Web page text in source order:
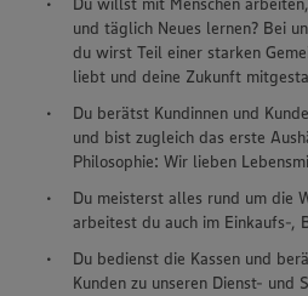
und täglich Neues lernen? Bei
du wirst Teil einer starken
liebt und deine Zukunft
Du berätst Kundinnen und
und bist zugleich das erste
Philosophie: Wir lieben
Du meisterst alles rund um die
arbeitest du auch im Einkaufs-,
Du bedienst die Kassen und
Kunden zu unseren Dienst- und